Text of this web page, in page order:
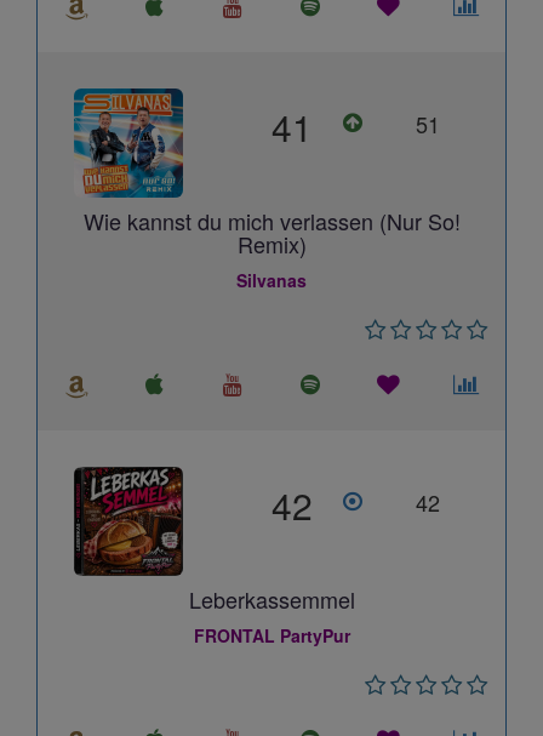
41 51
Wie kannst du mich verlassen (Nur So!
Remix)
Silvanas
42 42
Leberkassemmel
FRONTAL PartyPur